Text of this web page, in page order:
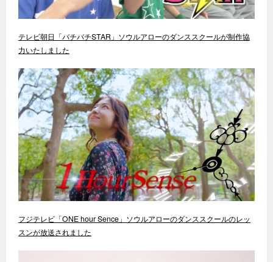
テレビ朝日「バチバチSTAR」ソウルアローのダンススクールが制作協
力いたしました
フジテレビ「ONE hour Sence」ソウルアローのダンススクールのレッ
スンが放送されました